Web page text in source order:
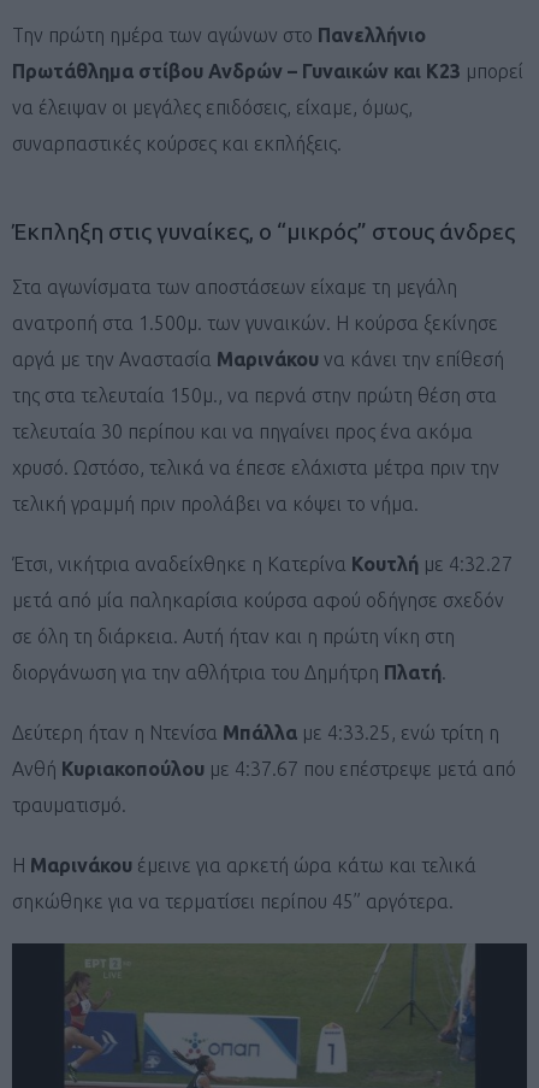
Την πρώτη ημέρα των αγώνων στο Πανελλήνιο
Πρωτάθλημα στίβου Ανδρών – Γυναικών και Κ23 μπορεί
να έλειψαν οι μεγάλες επιδόσεις, είχαμε, όμως,
συναρπαστικές κούρσες και εκπλήξεις.
Έκπληξη στις γυναίκες, ο “μικρός” στους άνδρες
Στα αγωνίσματα των αποστάσεων είχαμε τη μεγάλη
ανατροπή στα 1.500μ. των γυναικών. Η κούρσα ξεκίνησε
αργά με την Αναστασία Μαρινάκου να κάνει την επίθεσή
της στα τελευταία 150μ., να περνά στην πρώτη θέση στα
τελευταία 30 περίπου και να πηγαίνει προς ένα ακόμα
χρυσό. Ωστόσο, τελικά να έπεσε ελάχιστα μέτρα πριν την
τελική γραμμή πριν προλάβει να κόψει το νήμα.
Έτσι, νικήτρια αναδείχθηκε η Κατερίνα Κουτλή με 4:32.27
μετά από μία παληκαρίσια κούρσα αφού οδήγησε σχεδόν
σε όλη τη διάρκεια. Αυτή ήταν και η πρώτη νίκη στη
διοργάνωση για την αθλήτρια του Δημήτρη Πλατή.
Δεύτερη ήταν η Ντενίσα Μπάλλα με 4:33.25, ενώ τρίτη η
Ανθή Κυριακοπούλου με 4:37.67 που επέστρεψε μετά από
τραυματισμό.
Η Μαρινάκου έμεινε για αρκετή ώρα κάτω και τελικά
σηκώθηκε για να τερματίσει περίπου 45” αργότερα.